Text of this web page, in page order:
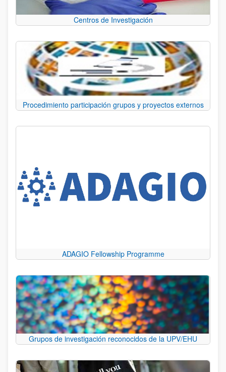
Centros de Investigación
Procedimiento participación grupos y proyectos externos
ADAGIO Fellowship Programme
Grupos de investigación reconocidos de la UPV/EHU